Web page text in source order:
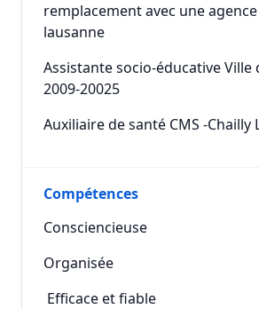
remplacement avec une
lausanne
Assistante socio-éducative Ville
2009-20025
Auxiliaire de santé CMS -Chailly
Compétences
Consciencieuse
Organisée
Efficace et fiable